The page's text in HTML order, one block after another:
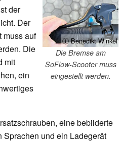
ⓘ Benedikt Winkel
Die Bremse am
SoFlow-Scooter muss
eingestellt werden.
der
Der
muss auf
Die
mit
ein
eine bebilderte
und ein Ladegerät